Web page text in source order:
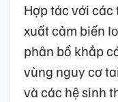
Hợp tác với
xuất cảm biến
phân bổ khắp
vùng nguy cơ
và các hệ sinh